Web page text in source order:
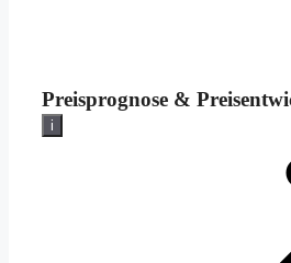
Preisprognose &
i